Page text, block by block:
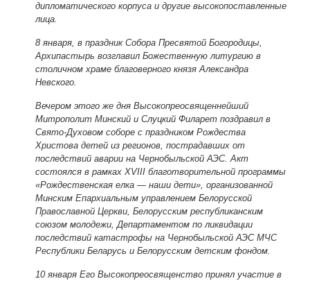
дипломатического корпуса и другие высокопоставленные
лица.
8 января, в праздник Собора Пресвятой Богородицы,
Архипастырь возглавил Божественную литургию в
столичном храме благоверного князя Александра
Невского.
Вечером этого же дня Высокопреосвященнейший
Митрополит Минский и Слуцкий Филарет поздравил в
Свято-Духовом соборе с праздником Рождества
Христова детей из регионов, пострадавших от
последствий аварии на Чернобыльской АЭС. Акт
состоялся в рамках ХVIII благотворительной программы
«Рождественская елка — наши дети», организованной
Минским Епархиальным управлением Белорусской
Православной Церкви, Белорусским республиканским
союзом молодежи, Департаментом по ликвидации
последствий катастрофы на Чернобыльской АЭС МЧС
Республики Беларусь и Белорусским детским фондом.
10 января Его Высокопреосвященство принял участие в